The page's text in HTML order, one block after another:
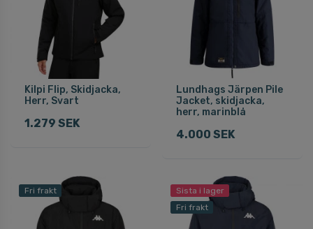
Kilpi Flip, Skidjacka,
Herr, Svart
1.279 SEK
Lundhags Järpen Pile
Jacket, skidjacka,
herr, marinblå
4.000 SEK
Fri frakt
Sista i lager
Fri frakt